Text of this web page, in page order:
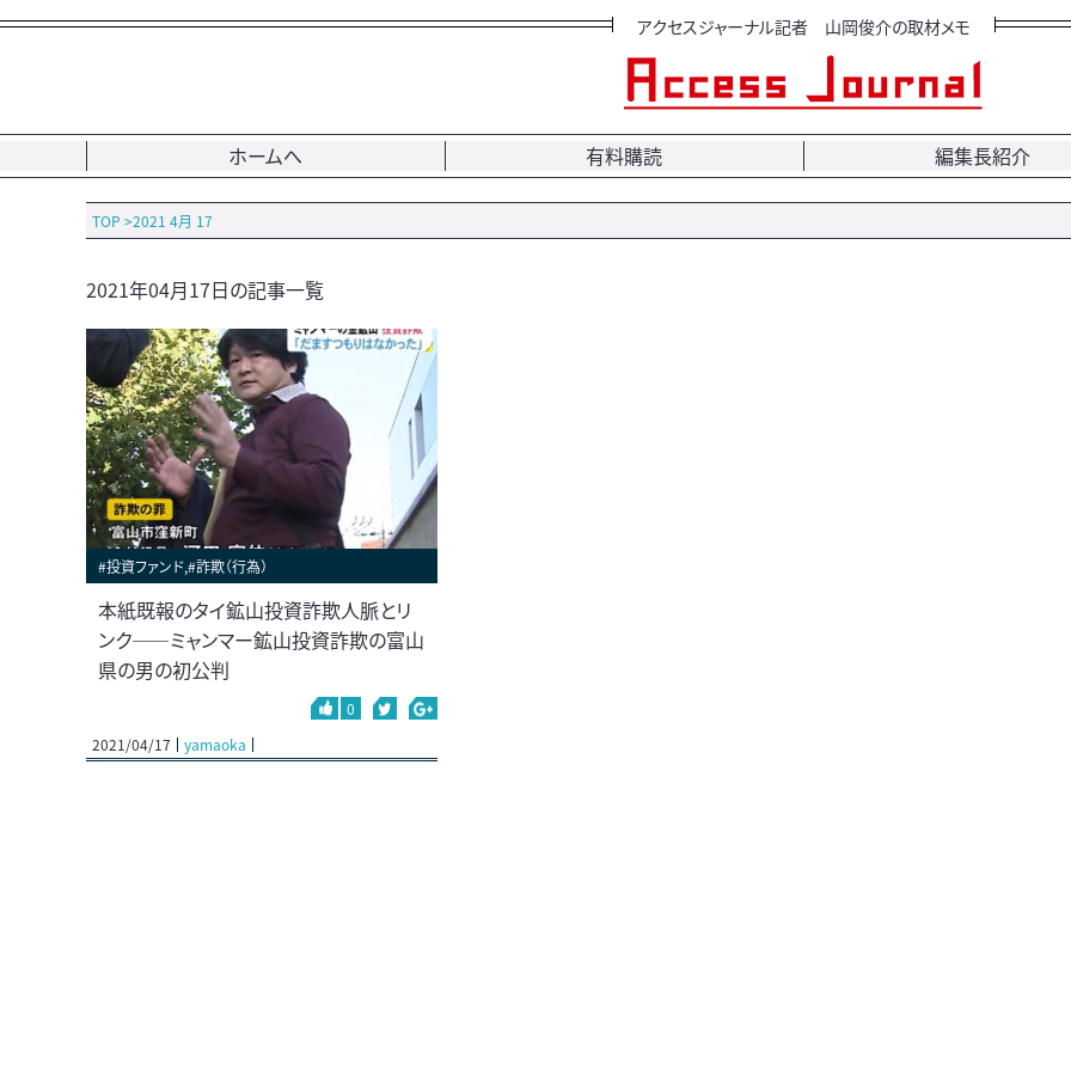
アクセスジャーナル記者 山岡俊介の取材メモ
ホームへ 有料購読 編集長紹介
TOP >2021 4月 17
2021年04月17日の記事一覧
#投資ファンド,#詐欺（行為）
本紙既報のタイ鉱山投資詐欺人脈とリ
ンク――ミャンマー鉱山投資詐欺の富山
県の男の初公判
0
2021/04/17
yamaoka